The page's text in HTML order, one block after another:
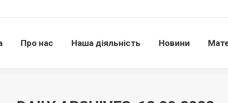
Про нас Наша діяльність Новини
Про нас Наша діяльність Новини